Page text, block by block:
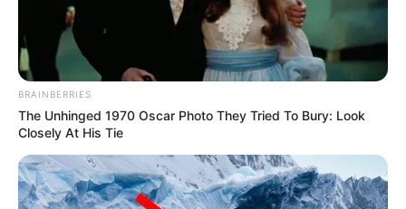
BRAINBERRIES
The Unhinged 1970 Oscar Photo They Tried To Bury: Look
Closely At His Tie